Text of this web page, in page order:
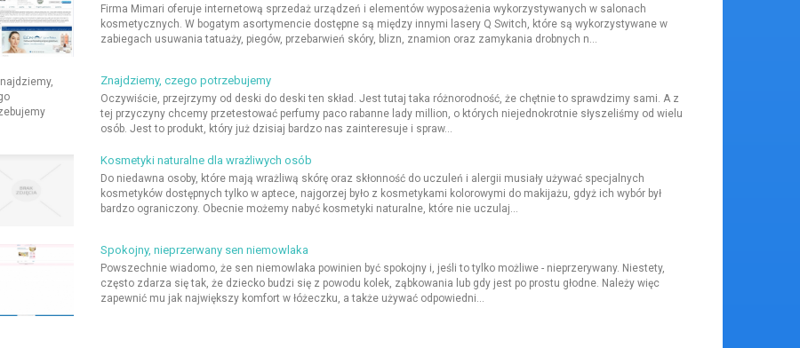
Firma Mimari oferuje internetową sprzedaż urządzeń i elementów wyposażenia wykorzystywanych w salonach
kosmetycznych. W bogatym asortymencie dostępne są między innymi lasery Q Switch, które są wykorzystywane w
zabiegach usuwania tatuaży, piegów, przebarwień skóry, blizn, znamion oraz zamykania drobnych n...
Znajdziemy, czego potrzebujemy
Oczywiście, przejrzymy od deski do deski ten skład. Jest tutaj taka różnorodność, że chętnie to sprawdzimy sami. A z
tej przyczyny chcemy przetestować perfumy paco rabanne lady million, o których niejednokrotnie słyszeliśmy od wielu
osób. Jest to produkt, który już dzisiaj bardzo nas zainteresuje i spraw...
Kosmetyki naturalne dla wrażliwych osób
Do niedawna osoby, które mają wrażliwą skórę oraz skłonność do uczuleń i alergii musiały używać specjalnych
kosmetyków dostępnych tylko w aptece, najgorzej było z kosmetykami kolorowymi do makijażu, gdyż ich wybór był
bardzo ograniczony. Obecnie możemy nabyć kosmetyki naturalne, które nie uczulaj...
Spokojny, nieprzerwany sen niemowlaka
Powszechnie wiadomo, że sen niemowlaka powinien być spokojny i, jeśli to tylko możliwe - nieprzerywany. Niestety,
często zdarza się tak, że dziecko budzi się z powodu kolek, ząbkowania lub gdy jest po prostu głodne. Należy więc
zapewnić mu jak największy komfort w łóżeczku, a także używać odpowiedni...